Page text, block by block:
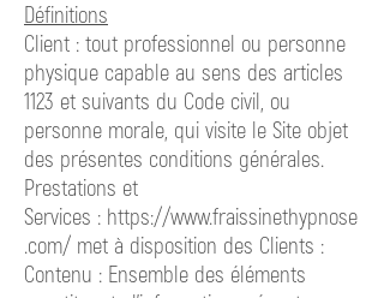
Définitions
Client : tout professionnel ou personne
physique capable au sens des articles
1123 et suivants du Code civil, ou
personne morale, qui visite le Site objet
des présentes conditions générales.
Prestations et
Services : https://www.fraissinethypnose
.com/ met à disposition des Clients :
Contenu : Ensemble des éléments